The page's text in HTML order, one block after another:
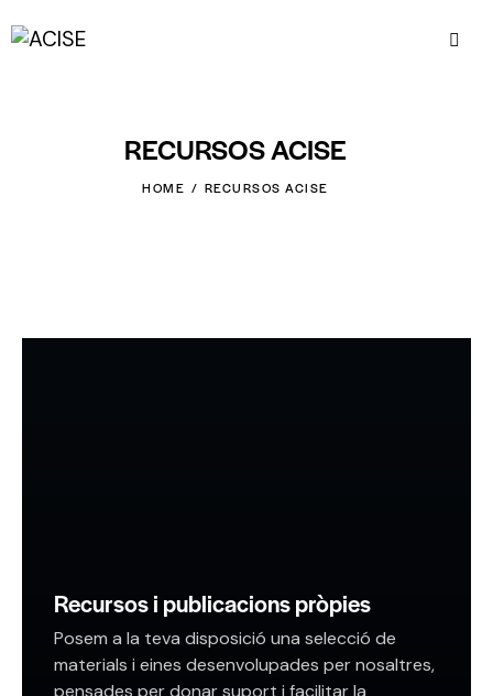
RECURSOS ACISE
HOME RECURSOS ACISE
Recursos i publicacions pròpies
Posem a la teva disposició una selecció de
materials i eines desenvolupades per nosaltres,
pensades per donar suport i facilitar la